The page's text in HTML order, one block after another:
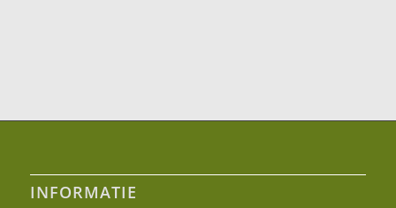
INFORMATIE